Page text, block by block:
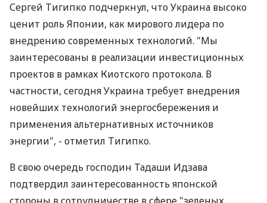
Сергей Тигипко подчеркнул, что Украина высоко
ценит роль Японии, как мирового лидера по
внедрению современных технологий. "Мы
заинтересованы в реализации инвестиционных
проектов в рамках Киотского протокола. В
частности, сегодня Украина требует внедрения
новейших технологий энергосбережения и
применения альтернативных источников
энергии", - отметил Тигипко.
В свою очередь господин Тадаши Идзава
подтвердил заинтересованность японской